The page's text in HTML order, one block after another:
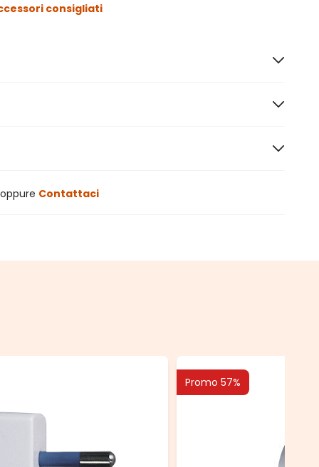
consigliati
oppure Contattaci
Promo 57%